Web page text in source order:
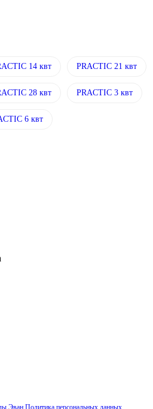
14 квт PRACTIC 21 квт
28 квт PRACTIC 3 квт
6 квт
Эван Политика персональных данных